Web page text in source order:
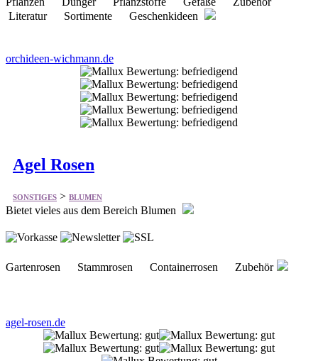
Literatur Sortimente Geschenkideen
orchideen-wichmann.de
Agel Rosen
SONSTIGES > BLUMEN
Bietet vieles aus dem Bereich Blumen
Gartenrosen Stammrosen Containerrosen Zubehör
agel-rosen.de